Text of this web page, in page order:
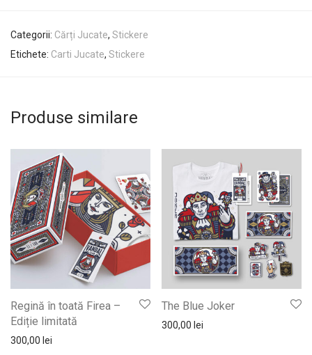
Categorii: Cărți Jucate, Stickere
Etichete: Carti Jucate, Stickere
Produse similare
Regină în toată Firea –
Ediție limitată
300,00 lei
The Blue Joker
300,00 lei